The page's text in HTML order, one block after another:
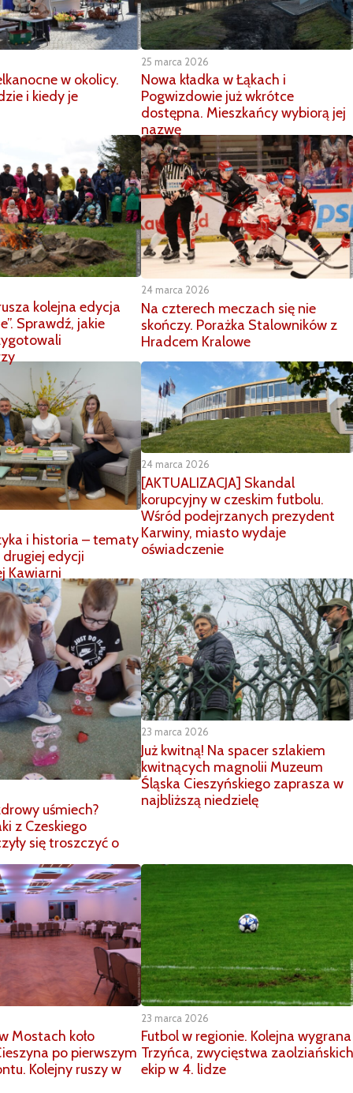
w okolicy.
i kiedy je
25 marca 2026
Nowa kładka w Łąkach i
Pogwizdowie już wkrótce
dostępna. Mieszkańcy wybiorą jej
nazwę
kolejna edycja
Sprawdź, jakie
24 marca 2026
Na czterech meczach się nie
skończy. Porażka Stalowników z
Hradcem Kralowe
i historia – tematy
edycji
Kawiarni
24 marca 2026
[AKTUALIZACJA] Skandal
korupcyjny w czeskim futbolu.
Wśród podejrzanych prezydent
Karwiny, miasto wydaje
oświadczenie
uśmiech?
z Czeskiego
się troszczyć o
23 marca 2026
Już kwitną! Na spacer szlakiem
kwitnących magnolii Muzeum
Śląska Cieszyńskiego zaprasza w
najbliższą niedzielę
Mostach koło
po pierwszym
Kolejny ruszy w
23 marca 2026
Futbol w regionie. Kolejna wygrana
Trzyńca, zwycięstwa zaolziańskich
ekip w 4. lidze